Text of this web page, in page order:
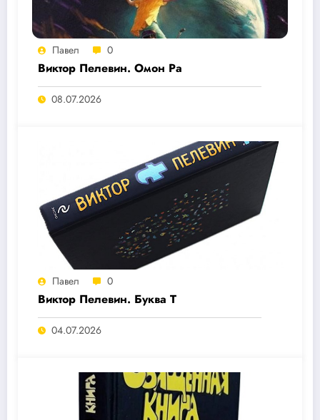
Павел 0
Виктор Пелевин. Омон Ра
08.07.2026
Павел 0
Виктор Пелевин. Буква T
04.07.2026